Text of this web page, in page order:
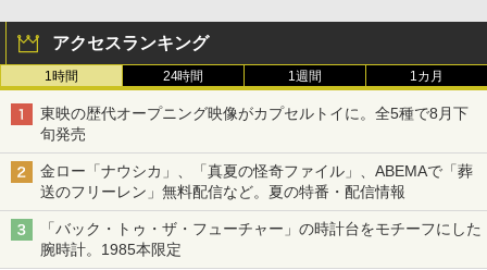
アクセスランキング
1時間 24時間 1週間 1カ月
東映の歴代オープニング映像がカプセルトイに。全5種で8月下
旬発売
金ロー「ナウシカ」、「真夏の怪奇ファイル」、ABEMAで「葬
送のフリーレン」無料配信など。夏の特番・配信情報
「バック・トゥ・ザ・フューチャー」の時計台をモチーフにした
腕時計。1985本限定